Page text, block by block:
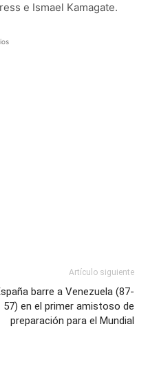
e Ismael Kamagate.
Artículo siguiente
barre a Venezuela (87-
57) en el primer amistoso de
preparación para el Mundial